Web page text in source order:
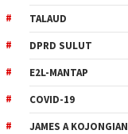
TALAUD
DPRD SULUT
E2L-MANTAP
COVID-19
JAMES A KOJONGIAN